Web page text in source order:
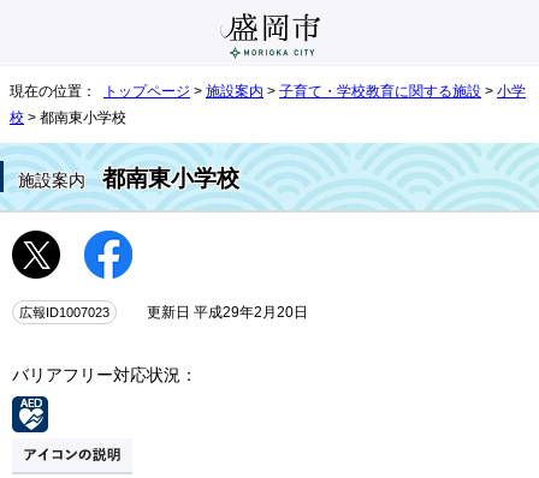
現在の位置： トップページ > 施設案内 > 子育て・学校教育に関する施設 > 小学
校 > 都南東小学校
施設案内都南東小学校
広報ID1007023 更新日 平成29年2月20日
バリアフリー対応状況：